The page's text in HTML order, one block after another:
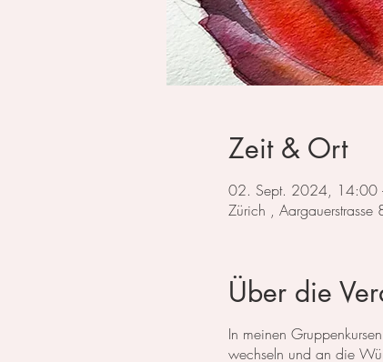
Zeit & Ort
02. Sept. 2024, 14:00
Zürich ,
Über die
In meinen
wechseln und an die